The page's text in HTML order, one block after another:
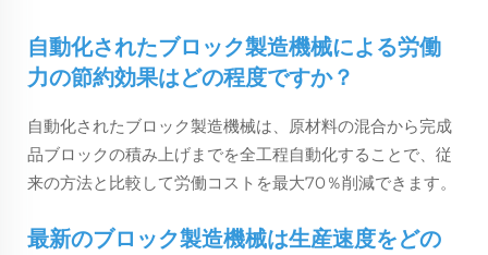
自動化されたブロック製造機械による労働
力の節約効果はどの程度ですか？
自動化されたブロック製造機械は、原材料の混合から完成
品ブロックの積み上げまでを全工程自動化することで、従
来の方法と比較して労働コストを最大70％削減できます。
最新のブロック製造機械は生産速度をどの